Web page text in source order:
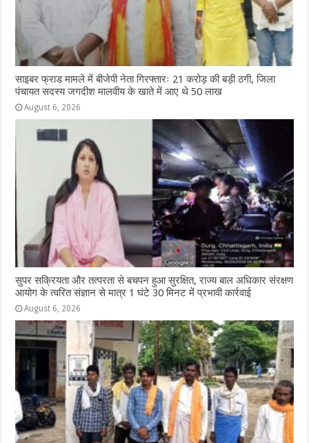
साइबर फ्राड मामले में बीजेपी नेता गिरफ्तारः 21 करोड़ की बड़ी ठगी, जिला
पंचायत सदस्य जगदीश मालवीय के खाते में आए थे 50 लाख
August 6, 2026
सुपर सक्रियता और तत्परता से बचपन हुआ सुरक्षित, राज्य बाल अधिकार संरक्षण
आयोग के त्वरित संज्ञान से मात्र 1 घंटे 30 मिनट में प्रभावी कार्रवाई
August 6, 2026